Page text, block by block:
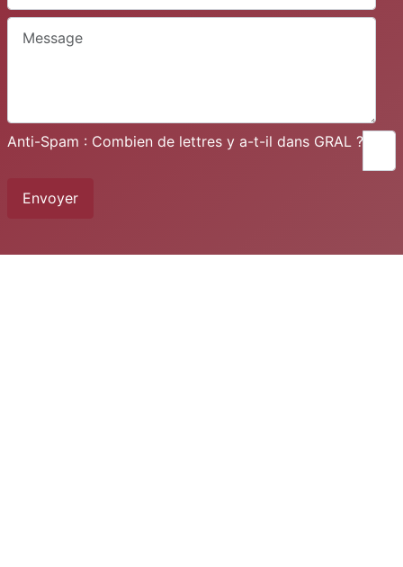
Anti-Spam : Combien de lettres y a-t-il dans GRAL ?